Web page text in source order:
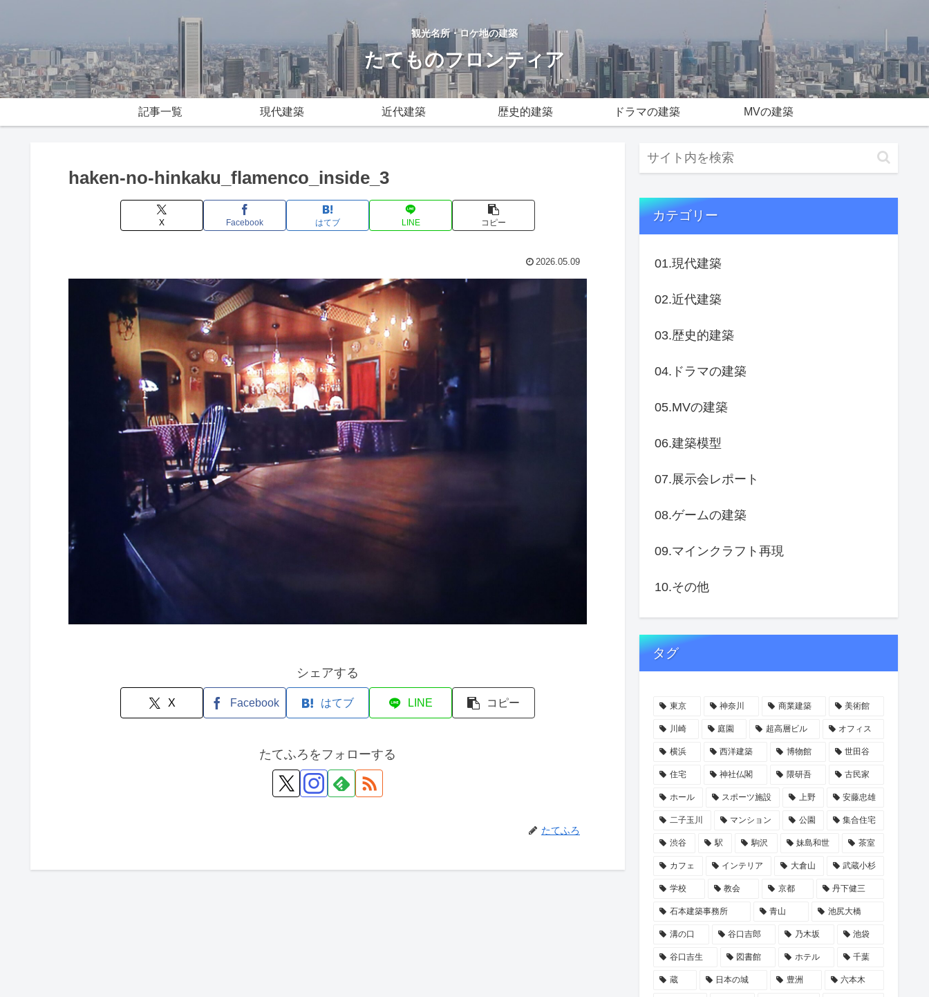
観光名所・ロケ地の建築
たてものフロンティア
記事一覧 現代建築 近代建築 歴史的建築 ドラマの建築 MVの建築
haken-no-hinkaku_flamenco_inside_3
X Facebook はてブ LINE コピー
2026.05.09
シェアする
X Facebook はてブ LINE コピー
たてふろをフォローする
たてふろ
カテゴリー
01.現代建築
02.近代建築
03.歴史的建築
04.ドラマの建築
05.MVの建築
06.建築模型
07.展示会レポート
08.ゲームの建築
09.マインクラフト再現
10.その他
タグ
東京 神奈川 商業建築 美術館
川崎 庭園 超高層ビル オフィス
横浜 西洋建築 博物館 世田谷
住宅 神社仏閣 隈研吾 古民家
ホール スポーツ施設 上野 安藤忠雄
二子玉川 マンション 公園 集合住宅
渋谷 駅 駒沢 妹島和世 茶室
カフェ インテリア 大倉山 武蔵小杉
学校 教会 京都 丹下健三
石本建築事務所 青山 池尻大橋
溝の口 谷口吉郎 乃木坂 池袋
谷口吉生 図書館 ホテル 千葉
蔵 日本の城 豊洲 六本木